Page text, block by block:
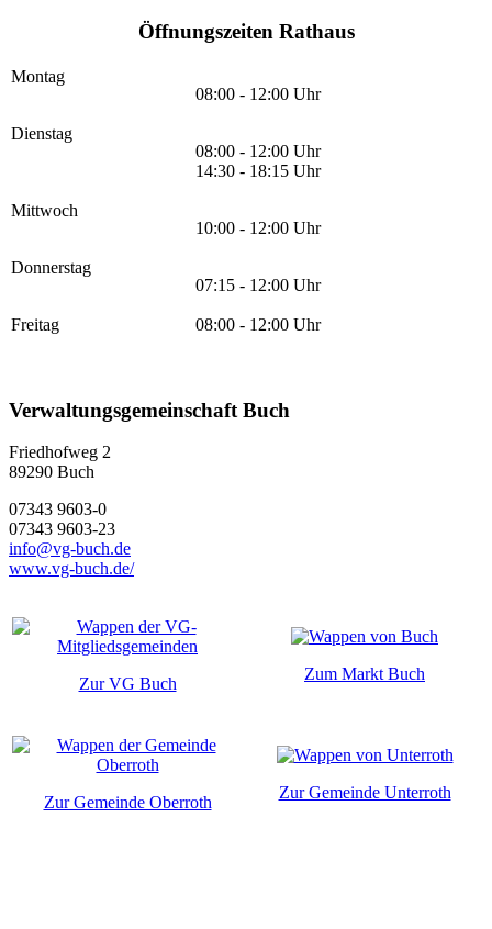
Öffnungszeiten Rathaus
Montag
08:00 - 12:00 Uhr
Dienstag
08:00 - 12:00 Uhr
14:30 - 18:15 Uhr
Mittwoch
10:00 - 12:00 Uhr
Donnerstag
07:15 - 12:00 Uhr
Freitag 08:00 - 12:00 Uhr
Verwaltungsgemeinschaft Buch
Friedhofweg 2
89290 Buch
07343 9603-0
07343 9603-23
info@vg-buch.de
www.vg-buch.de/
Zur VG Buch
Zum Markt Buch
Zur Gemeinde Oberroth
Zur Gemeinde Unterroth